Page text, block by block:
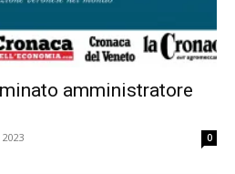
amministratore
0